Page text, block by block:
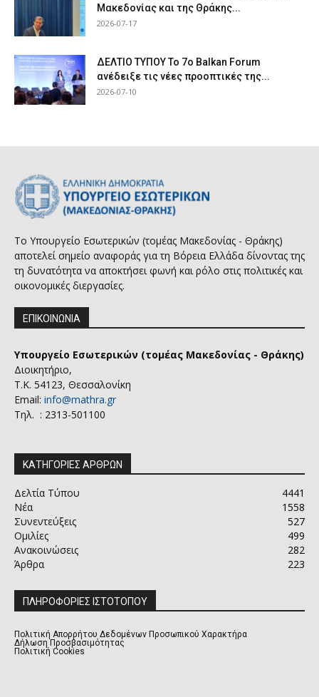
Μακεδονίας και της Θράκης...
2026-07-17
ΔΕΛΤΙΟ ΤΥΠΟΥ Το 7ο Balkan Forum
ανέδειξε τις νέες προοπτικές της...
2026-07-10
Το Υπουργείο Εσωτερικών (τομέας Μακεδονίας - Θράκης)
αποτελεί σημείο αναφοράς για τη Βόρεια Ελλάδα δίνοντας της
τη δυνατότητα να αποκτήσει φωνή και ρόλο στις πολιτικές και
οικονομικές διεργασίες.
ΕΠΙΚΟΙΝΩΝΙΑ
Υπουργείο Εσωτερικών (τομέας Μακεδονίας - Θράκης)
Διοικητήριο,
Τ.Κ. 54123, Θεσσαλονίκη
Email: info@mathra.gr
Τηλ. : 2313-501100
ΚΑΤΗΓΟΡΙΕΣ ΑΡΘΡΩΝ
Δελτία Τύπου
4441
Νέα
1558
Συνεντεύξεις
527
Ομιλίες
499
Ανακοινώσεις
282
Άρθρα
223
ΠΛΗΡΟΦΟΡΙΕΣ ΙΣΤΟΤΟΠΟΥ
Πολιτική Απορρήτου Δεδομένων Προσωπικού Χαρακτήρα
Δήλωση Προσβασιμότητας
Πολιτική Cookies